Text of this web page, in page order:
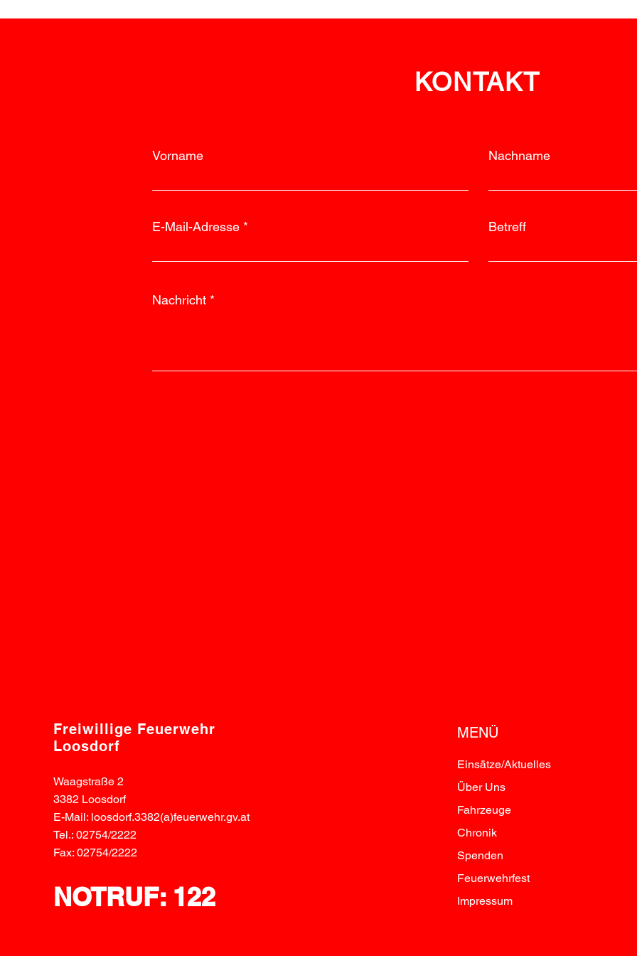
Neuhofen
KONTAKT
Vorname Nachname
E-Mail-Adresse Betreff
Nachricht
Freiwillige Feuerwehr
Loosdorf
Waagstraße 2
3382 Loosdorf
E-Mail: loosdorf.3382(a)feuerwehr.gv.at
Tel.: 02754/2222
Fax: 02754/2222
NOTRUF: 122
MENÜ
Einsätze/Aktuelles
Über Uns
Fahrzeuge
Chronik
Spenden
Feuerwehrfest
Impressum